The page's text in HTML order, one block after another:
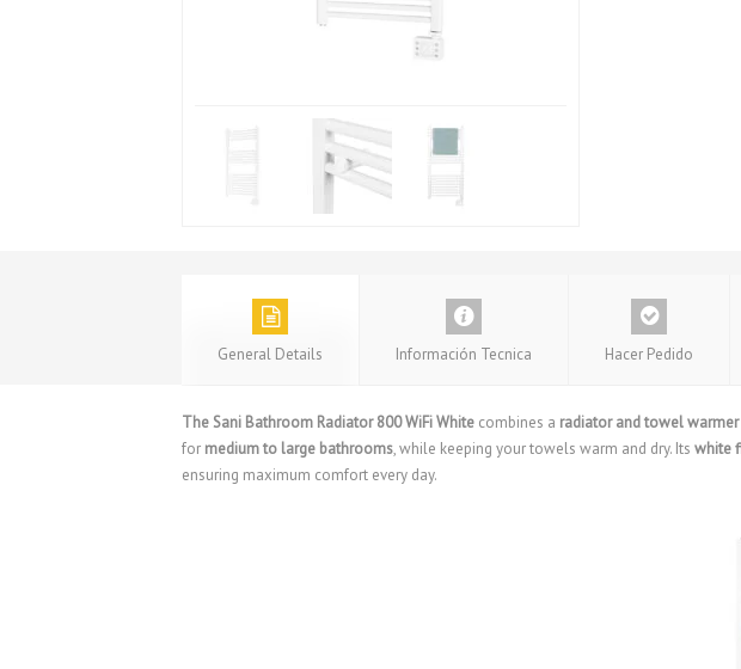
General Details Información Tecnica Hacer Pedido
The Sani Bathroom Radiator 800 WiFi White combines a radiator and towel warmer
for medium to large bathrooms, while keeping your towels warm and dry. Its white
ensuring maximum comfort every day.